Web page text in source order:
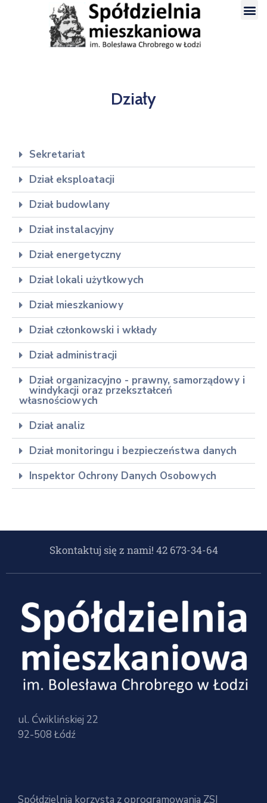
Działy
Sekretariat
Dział eksploatacji
Dział budowlany
Dział instalacyjny
Dział energetyczny
Dział lokali użytkowych
Dział mieszkaniowy
Dział członkowski i wkłady
Dział administracji
Dział organizacyjno - prawny, samorządowy i
windykacji oraz przekształceń
własnościowych
Dział analiz
Dział monitoringu i bezpieczeństwa danych
Inspektor Ochrony Danych Osobowych
Skontaktuj się z nami! 42 673-34-64
ul. Ćwiklińskiej 22
92-508 Łódź
Spółdzielnia korzysta z oprogramowania ZSI